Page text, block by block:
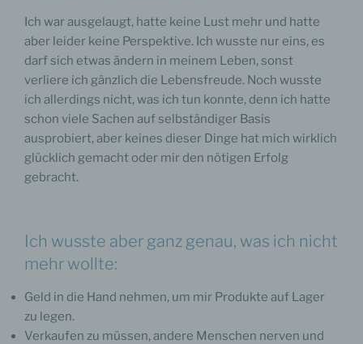
Ich war ausgelaugt, hatte keine Lust mehr und hatte
aber leider keine Perspektive. Ich wusste nur eins, es
darf sich etwas ändern in meinem Leben, sonst
verliere ich gänzlich die Lebensfreude. Noch wusste
ich allerdings nicht, was ich tun konnte, denn ich hatte
schon viele Sachen auf selbständiger Basis
ausprobiert, aber keines dieser Dinge hat mich wirklich
glücklich gemacht oder mir den nötigen Erfolg
gebracht.
Ich wusste aber ganz genau, was ich nicht
mehr wollte:
Geld in die Hand nehmen, um mir Produkte auf Lager
zu legen.
Verkaufen zu müssen, andere Menschen nerven und